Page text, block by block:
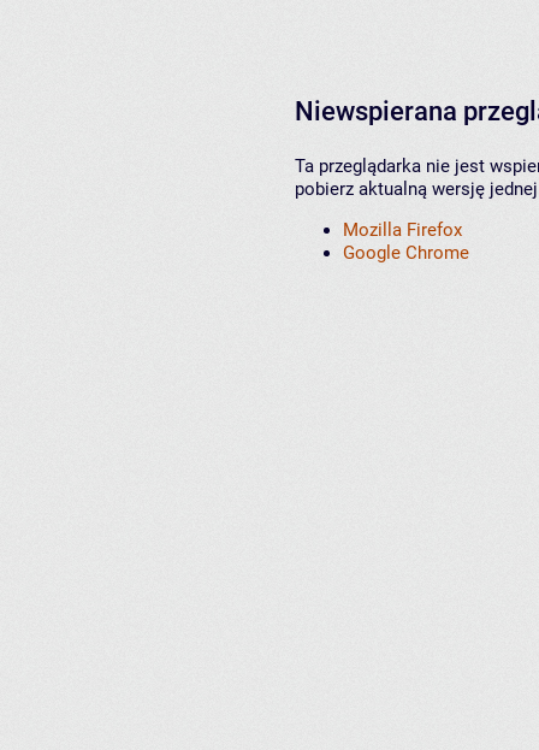
Niewspierana
Ta przeglądarka nie jest
pobierz aktualną wersję
Mozilla Firefox
Google Chrome